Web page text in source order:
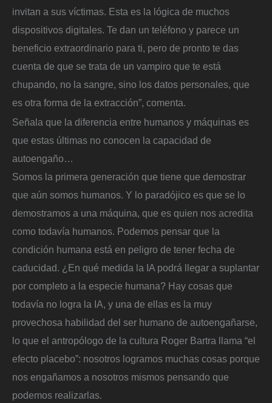
invitan a sus víctimas. Esta es la lógica de muchos
dispositivos digitales. Te dan un teléfono y parece un
beneficio extraordinario para ti, pero de pronto te das
cuenta de que se trata de un vampiro que te está
chupando, no la sangre, sino los datos personales, que
es otra forma de la extracción”, comenta.
Señala que la diferencia entre humanos y máquinas es
que estas últimas no conocen la capacidad de
autoengaño…
Somos la primera generación que tiene que demostrar
que aún somos humanos. Y lo paradójico es que se lo
demostramos a una máquina, que es quien nos acredita
como todavía humanos. Podemos pensar que la
condición humana está en peligro de tener fecha de
caducidad. ¿En qué medida la IA podrá llegar a suplantar
por completo a la especie humana? Hay cosas que
todavía no logra la IA, y una de ellas es la muy
provechosa habilidad del ser humano de autoengañarse,
lo que el antropólogo de la cultura Roger Bartra llama “el
efecto placebo”: nosotros logramos muchas cosas porque
nos engañamos a nosotros mismos pensando que
podemos realizarlas.